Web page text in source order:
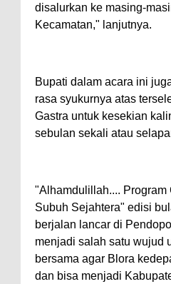
disalurkan ke masing-
Kecamatan," lanjutnya.
Bupati dalam acara ini
rasa syukurnya atas
Gastra untuk kesekian
sebulan sekali atau
"Alhamdulillah.... Program
Subuh Sejahtera" edisi
berjalan lancar di
menjadi salah satu wujud
bersama agar Blora
dan bisa menjadi